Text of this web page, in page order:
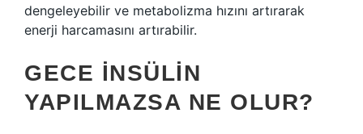
dengeleyebilir ve metabolizma hızını artırarak
enerji harcamasını artırabilir.
GECE INSÜLIN
YAPILMAZSA NE OLUR?